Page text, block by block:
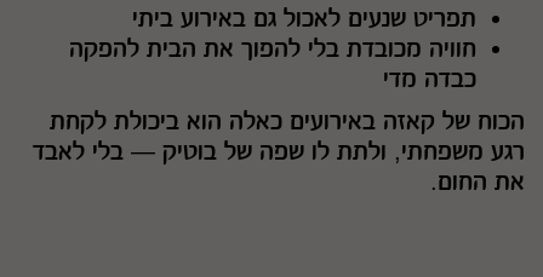
תפריט שנעים לאכול גם באירוע ביתי
חוויה מכובדת בלי להפוך את הבית להפקה
כבדה מדי
הכוח של קאזה באירועים כאלה הוא ביכולת לקחת
רגע משפחתי, ולתת לו שפה של בוטיק — בלי לאבד
את החום.